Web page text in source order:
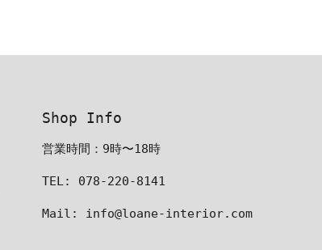
Shop Info
営業時間：9時〜18時
TEL: 078-220-8141
Mail: info@loane-interior.com